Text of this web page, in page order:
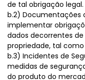
de tal obrigação legal.
b.2) Documentações
implementar
dados decorrentes
propriedade, tal
b.3) Incidentes de
medidas de
do produto do